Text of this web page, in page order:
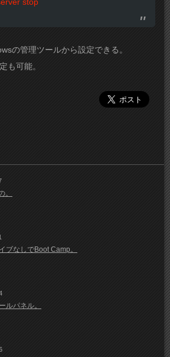
の管理ツールから設定できる。
も可能。
。
ブなしでBoot Camp。
ルパネル。